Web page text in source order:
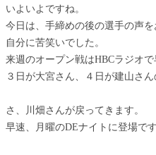
いよいよですね。
今日は、手締めの後の選手の声
自分に苦笑いでした。
来週のオープン戦はHBCラジオで
３日が大宮さん、４日が建山さ
さ、川畑さんが戻ってきます。
早速、月曜のDEナイトに登場で